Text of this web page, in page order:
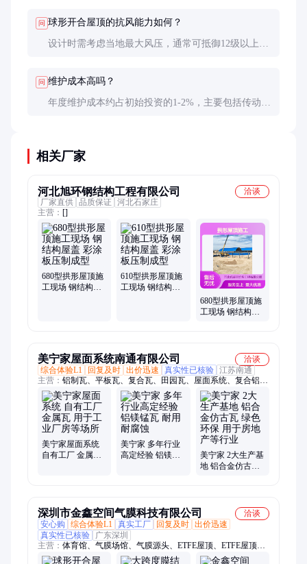
问 球形开合屋顶的抗风能力如何？
设计时需考虑当地最大风压，通常可抵御12级以上台
问 维护成本高吗？
年度维护成本约占初始投资的1-2%，主要包括传动系
相关厂家
河北旭环钢结构工程有限公司
洽谈
厂家直供 品质保证 河北石家庄
主营： []
680型拱形屋顶施
工现场 钢结构屋
610型拱形屋顶施
工现场 钢结构屋
680型拱形屋顶施
工现场 钢结构屋
美宁家屋面系统南通有限公司
洽谈
综合体验L1
回复及时 出价迅速 真实性已核验 江苏南通
主营： 铝制瓦、平板瓦、复合瓦、田园瓦、屋面系统、复合铝
瓦、铝镁锰瓦、金属仿古瓦、复合金属瓦、混凝土屋面瓦、铝合
金仿古瓦
美宁家屋面系统
自有工厂 金属瓦
美宁家 多年行业
高定经验 铝镁锰
美宁家 2大生产基
地 铝合金仿古瓦
深圳市金鑫空间气膜科技有限公司
洽谈
安心购
综合体验L1 真实工厂 回复及时 出价迅速
真实性已核验
广东深圳
主营： 体育馆、气膜场馆、气膜源头、ETFE屋顶、ETFE屋顶幕
墙、电动开合屋顶、开合遮阳屋顶、空间气膜、篮球气膜馆、充